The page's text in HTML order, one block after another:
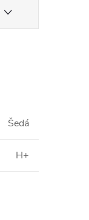
Šedá
H+